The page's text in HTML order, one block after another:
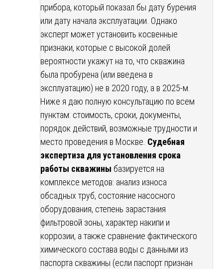
прибора, который показал бы дату бурения
или дату начала эксплуатации. Однако
эксперт может установить косвенные
признаки, которые с высокой долей
вероятности укажут на то, что скважина
была пробурена (или введена в
эксплуатацию) не в 2020 году, а в 2025-м.
Ниже я даю полную консультацию по всем
пунктам: стоимость, сроки, документы,
порядок действий, возможные трудности и
место проведения в Москве. Судебная
экспертиза для установления срока
работы скважины базируется на
комплексе методов: анализ износа
обсадных труб, состояние насосного
оборудования, степень зарастания
фильтровой зоны, характер накипи и
коррозии, а также сравнение фактического
химического состава воды с данными из
паспорта скважины (если паспорт признан